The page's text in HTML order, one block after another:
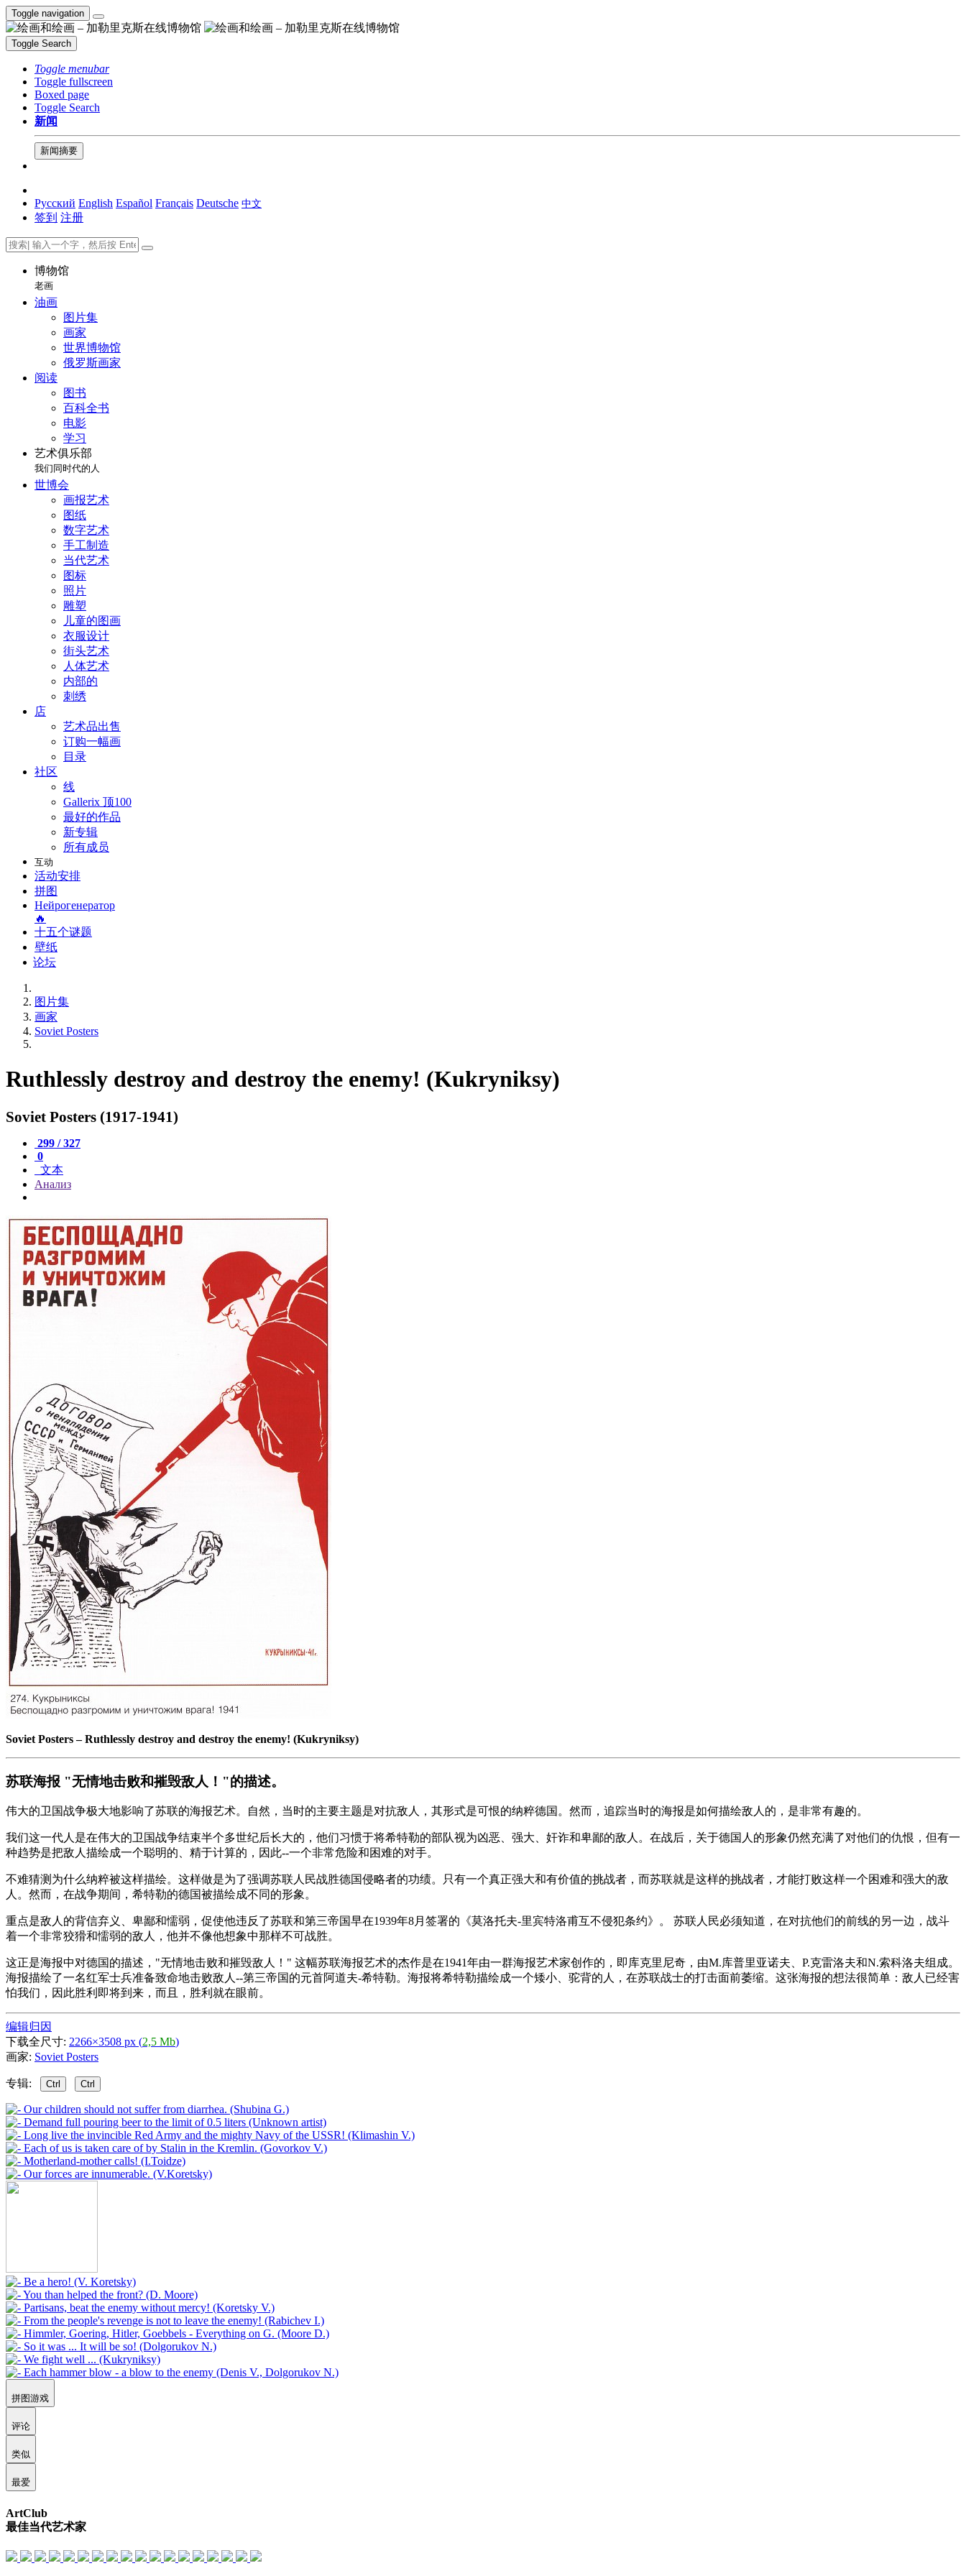
Toggle navigation
Toggle Search
Toggle menubar
Toggle fullscreen
Boxed page
Toggle Search
新闻
新闻摘要
Русский English Español Français Deutsche 中文
签到 注册
博物馆
老画
油画
图片集
画家
世界博物馆
俄罗斯画家
阅读
图书
百科全书
电影
学习
艺术俱乐部
我们同时代的人
世博会
画报艺术
图纸
数字艺术
手工制造
当代艺术
图标
照片
雕塑
儿童的图画
衣服设计
街头艺术
人体艺术
内部的
刺绣
店
艺术品出售
订购一幅画
目录
社区
线
Gallerix 顶100
最好的作品
新专辑
所有成员
互动
活动安排
拼图
Нейрогенератор
🔥
十五个谜题
壁纸
论坛
图片集
画家
Soviet Posters
Ruthlessly destroy and destroy the enemy! (Kukryniksy)
Soviet Posters (1917-1941)
299 / 327
0
文本
Анализ
Soviet Posters–Ruthlessly destroy and destroy the enemy! (Kukryniksy)
苏联海报 "无情地击败和摧毁敌人！"的描述。
伟大的卫国战争极大地影响了苏联的海报艺术。自然，当时的主要主题是对抗敌人，其形式是可恨的纳粹德国。然而，追踪当时的海报是如何描绘敌人的，是非常有趣的。
我们这一代人是在伟大的卫国战争结束半个多世纪后长大的，他们习惯于将希特勒的部队视为凶恶、强大、奸诈和卑鄙的敌人。在战后，关于德国人的形象仍然充满了对他们的仇恨，但有一
种趋势是把敌人描绘成一个聪明的、精于计算的，因此--一个非常危险和困难的对手。
不难猜测为什么纳粹被这样描绘。这样做是为了强调苏联人民战胜德国侵略者的功绩。只有一个真正强大和有价值的挑战者，而苏联就是这样的挑战者，才能打败这样一个困难和强大的敌
人。然而，在战争期间，希特勒的德国被描绘成不同的形象。
重点是敌人的背信弃义、卑鄙和懦弱，促使他违反了苏联和第三帝国早在1939年8月签署的《莫洛托夫-里宾特洛甫互不侵犯条约》。 苏联人民必须知道，在对抗他们的前线的另一边，战斗
着一个非常狡猾和懦弱的敌人，他并不像他想象中那样不可战胜。
这正是海报中对德国的描述，"无情地击败和摧毁敌人！" 这幅苏联海报艺术的杰作是在1941年由一群海报艺术家创作的，即库克里尼奇，由M.库普里亚诺夫、P.克雷洛夫和N.索科洛夫组成。
海报描绘了一名红军士兵准备致命地击败敌人--第三帝国的元首阿道夫-希特勒。海报将希特勒描绘成一个矮小、驼背的人，在苏联战士的打击面前萎缩。这张海报的想法很简单：敌人已经害
怕我们，因此胜利即将到来，而且，胜利就在眼前。
编辑归因
下载全尺寸: 2266×3508 px (2,5 Mb)
画家: Soviet Posters
专辑: Ctrl Ctrl
拼图游戏
评论
类似
最爱
ArtClub
最佳当代艺术家